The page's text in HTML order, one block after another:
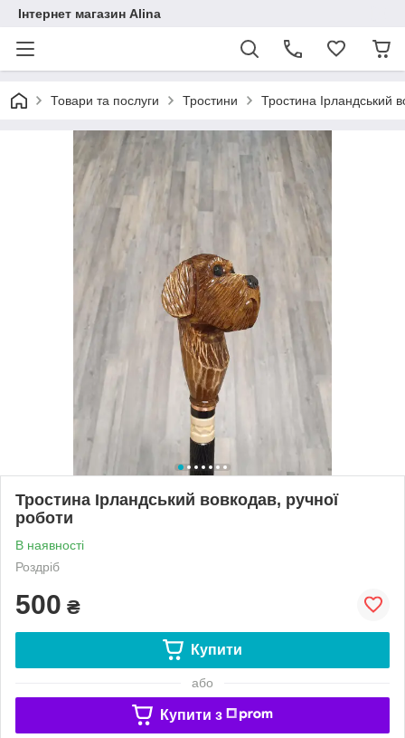
Інтернет магазин Alina
Товари та послуги Тростини Тростина Ірландський
Тростина Ірландський вовкодав, ручної
роботи
В наявності
Роздріб
500 ₴
Купити
або
Купити з